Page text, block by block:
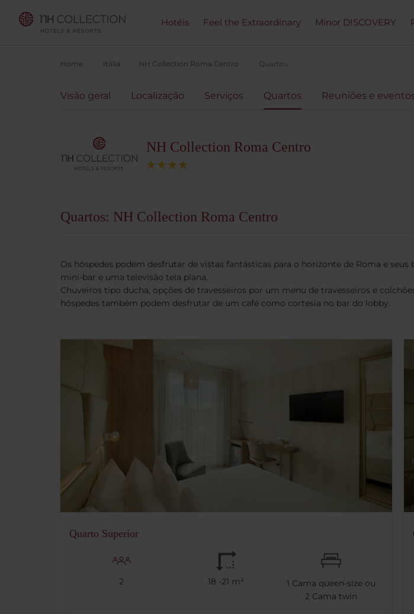
Hotéis Feel the Extraordinary Minor DISCOVERY
Home Itália NH Collection Roma Centro Quartos
Visão geral Localização Serviços Quartos Reuniões e
NH Collection Roma Centro
Quartos: NH Collection Roma Centro
Os hóspedes podem desfrutar de vistas fantásticas para o horizonte de Roma e
mini-bar e uma televisão tela plana.
Chuveiros tipo ducha, opções de travesseiros por um menu de travesseiros e
hóspedes também podem desfrutar de um café como cortesia no bar do lobby.
Quarto Superior
2 18 -21 m² 1 Cama queen-size ou
2 Cama twin